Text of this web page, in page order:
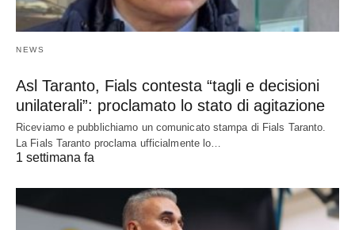
NEWS
Asl Taranto, Fials contesta “tagli e decisioni
unilaterali”: proclamato lo stato di agitazione
Riceviamo e pubblichiamo un comunicato stampa di Fials Taranto.
La Fials Taranto proclama ufficialmente lo…
1 settimana fa